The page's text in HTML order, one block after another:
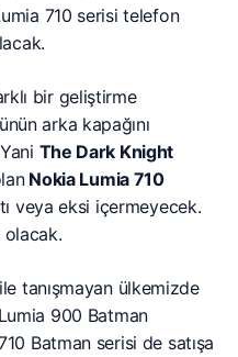
710 serisi telefon
bir geliştirme
arka kapağını
The Dark Knight
Nokia Lumia 710
veya eksi içermeyecek.
tanışmayan ülkemizde
900 Batman
Batman serisi de satışa